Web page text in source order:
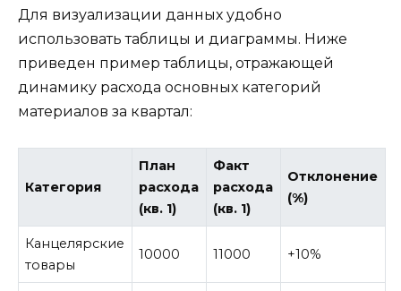
Для визуализации данных удобно
использовать таблицы и диаграммы. Ниже
приведен пример таблицы, отражающей
динамику расхода основных категорий
материалов за квартал:
Категория
План
расхода
(кв. 1)
Факт
расхода
(кв. 1)
Отклонение
(%)
Канцелярские
товары
10000 11000 +10%